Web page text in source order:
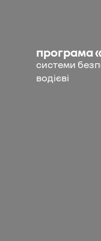
програма
системи
водієві